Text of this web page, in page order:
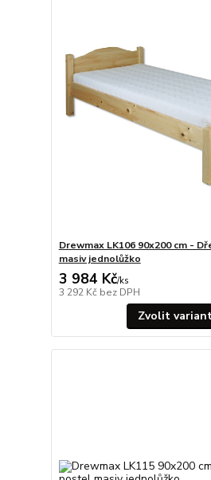
Drewmax LK106 90x200 cm -
masiv jednolůžko
3 984 Kč/ks
3 292 Kč bez DPH
Zvolit